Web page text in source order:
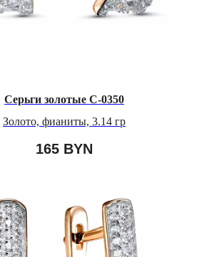
Серьги золотые С-0350
Золото, фианиты, 3.14 гр
165 BYN